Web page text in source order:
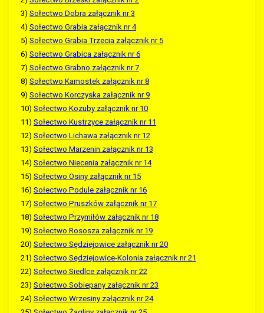
3) Sołectwo Dobra załącznik nr 3
4) Sołectwo Grabia załącznik nr 4
5) Sołectwo Grabia Trzecia załącznik nr 5
6) Sołectwo Grabica załącznik nr 6
7) Sołectwo Grabno załącznik nr 7
8) Sołectwo Kamostek załącznik nr 8
9) Sołectwo Korczyska załącznik nr 9
10) Sołectwo Kozuby załącznik nr 10
11) Sołectwo Kustrzyce załącznik nr 11
12) Sołectwo Lichawa załącznik nr 12
13) Sołectwo Marzenin załącznik nr 13
14) Sołectwo Niecenia załącznik nr 14
15) Sołectwo Osiny załącznik nr 15
16) Sołectwo Podule załącznik nr 16
17) Sołectwo Pruszków załącznik nr 17
18) Sołectwo Przymiłów załącznik nr 18
19) Sołectwo Rososza załącznik nr 19
20) Sołectwo Sędziejowice załącznik nr 20
21) Sołectwo Sędziejowice-Kolonia załącznik nr 21
22) Sołectwo Siedlce załącznik nr 22
23) Sołectwo Sobiepany załącznik nr 23
24) Sołectwo Wrzesiny załącznik nr 24